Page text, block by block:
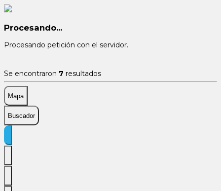
Procesando...
Procesando petición con el servidor.
Se encontraron 7 resultados
Mapa
Buscador